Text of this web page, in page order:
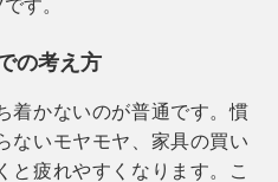
す。
の考え方
着かないのが普通です。慣
ないモヤモヤ、家具の買い
と疲れやすくなります。こ